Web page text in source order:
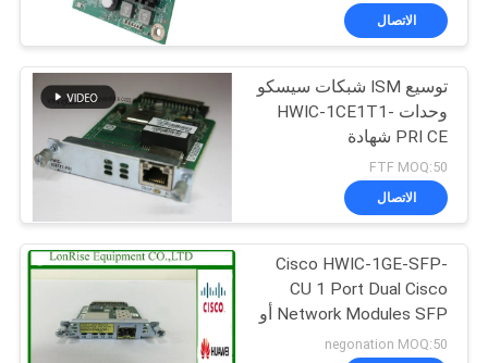
حولنا
جولة
في
المصنع
مراقبة
الجودة
اتصل
الاتصال
توسيع ISM شبكات سيسكو
وحدات HWIC-1CE1T1-
PRI CE شهادة
FTF MOQ:50
الاتصال
Cisco HWIC-1GE-SFP-
CU 1 Port Dual Cisco
Network Modules SFP أو
RJ45 CiscoCard
negonation MOQ:50